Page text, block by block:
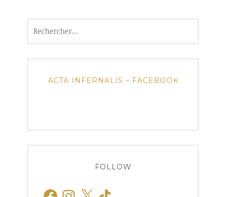
ACTA INFERNALIS – FACEBOOK
FOLLOW
FacebookInstagram
X TikTok